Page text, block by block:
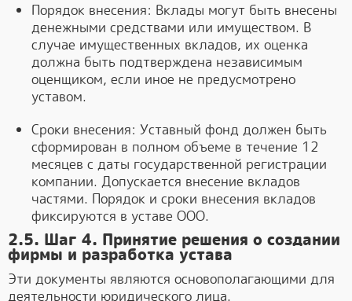
Порядок внесения: Вклады могут быть внесены
денежными средствами или имуществом. В
случае имущественных вкладов, их оценка
должна быть подтверждена независимым
оценщиком, если иное не предусмотрено
уставом.
Сроки внесения: Уставный фонд должен быть
сформирован в полном объеме в течение 12
месяцев с даты государственной регистрации
компании. Допускается внесение вкладов
частями. Порядок и сроки внесения вкладов
фиксируются в уставе ООО.
2.5. Шаг 4. Принятие решения о создании
фирмы и разработка устава
Эти документы являются основополагающими для
деятельности юридического лица.